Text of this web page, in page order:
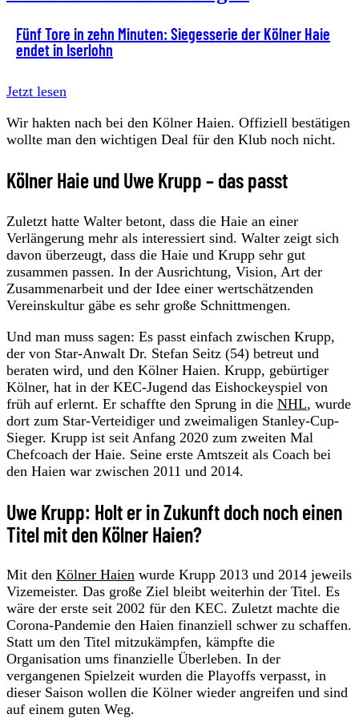
Fünf Tore in zehn Minuten: Siegesserie der Kölner Haie
endet in Iserlohn
Jetzt lesen
Wir hakten nach bei den Kölner Haien. Offiziell bestätigen
wollte man den wichtigen Deal für den Klub noch nicht.
Kölner Haie und Uwe Krupp – das passt
Zuletzt hatte Walter betont, dass die Haie an einer
Verlängerung mehr als interessiert sind. Walter zeigt sich
davon überzeugt, dass die Haie und Krupp sehr gut
zusammen passen. In der Ausrichtung, Vision, Art der
Zusammenarbeit und der Idee einer wertschätzenden
Vereinskultur gäbe es sehr große Schnittmengen.
Und man muss sagen: Es passt einfach zwischen Krupp,
der von Star-Anwalt Dr. Stefan Seitz (54) betreut und
beraten wird, und den Kölner Haien. Krupp, gebürtiger
Kölner, hat in der KEC-Jugend das Eishockeyspiel von
früh auf erlernt. Er schaffte den Sprung in die NHL, wurde
dort zum Star-Verteidiger und zweimaligen Stanley-Cup-
Sieger. Krupp ist seit Anfang 2020 zum zweiten Mal
Chefcoach der Haie. Seine erste Amtszeit als Coach bei
den Haien war zwischen 2011 und 2014.
Uwe Krupp: Holt er in Zukunft doch noch einen
Titel mit den Kölner Haien?
Mit den Kölner Haien wurde Krupp 2013 und 2014 jeweils
Vizemeister. Das große Ziel bleibt weiterhin der Titel. Es
wäre der erste seit 2002 für den KEC. Zuletzt machte die
Corona-Pandemie den Haien finanziell schwer zu schaffen.
Statt um den Titel mitzukämpfen, kämpfte die
Organisation ums finanzielle Überleben. In der
vergangenen Spielzeit wurden die Playoffs verpasst, in
dieser Saison wollen die Kölner wieder angreifen und sind
auf einem guten Weg.